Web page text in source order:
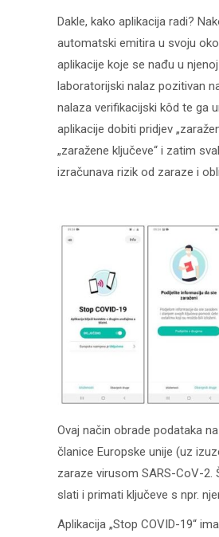
Dakle, kako aplikacija radi?
automatski emitira u svoju
aplikacije koje se nađu u
laboratorijski nalaz pozitivan
nalaza verifikacijski kôd te ga
aplikacije dobiti pridjev
„zaražene ključeve“ i zatim
izračunava rizik od zaraze i
Ovaj način obrade podataka
članice Europske unije (uz
zaraze virusom SARS-CoV-2.
slati i primati ključeve s npr.
Aplikacija „Stop COVID-19“